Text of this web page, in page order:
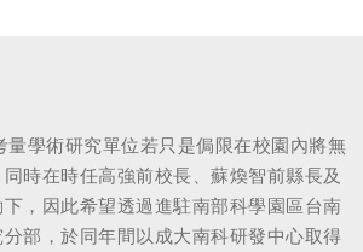
學術研究單位若只是侷限在校園內將無
時在時任高強前校長、蘇煥智前縣長及
，因此希望透過進駐南部科學園區台南
部，於同年間以成大南科研發中心取得